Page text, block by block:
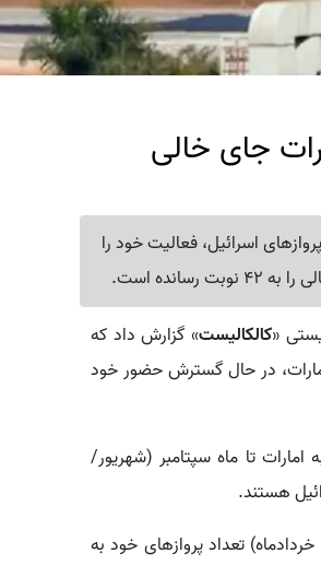
جای خالی
اسرائیل، فعالیت خود را
است.
«کالکالیست» گزارش داد که
در حال گسترش حضور خود
امارات تا ماه سپتامبر (شهریور/
هستند.
کالکالیست نوشت که شرکت هواپیمایی «الاتحاد» امارات از ۱۵ ژوئن آینده (۲۵ خردادماه) تعداد پروازهای خود به